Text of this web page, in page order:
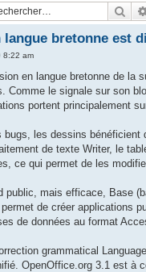
langue bretonne est
8:22 am
en langue bretonne de la
Comme le signale sur son
portent principalement
les dessins
de texte Writer, le
ce qui permet de les
public, mais efficace, Base
de créer applications
de données au format
grammatical
OpenOffice.org 3.1 est à